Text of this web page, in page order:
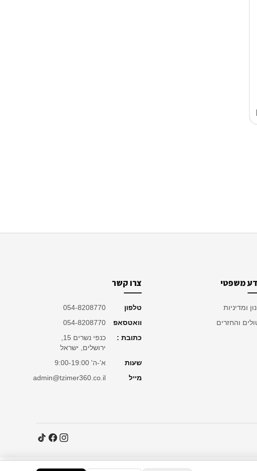
משפטי
ומדיניות
והחזרים
צרו קשר
טלפון
054-8208770
וואטסאפ
054-8208770
כתובת :
ירושלים, ישראל
שעות
א'-ה' 9:00-19:00
מייל
admin@tzimer360.co.il